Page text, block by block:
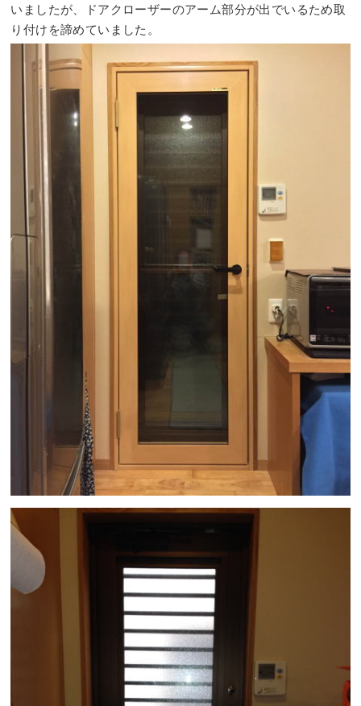
いましたが、ドアクローザーのアーム部分が出でいるため取
り付けを諦めていました。